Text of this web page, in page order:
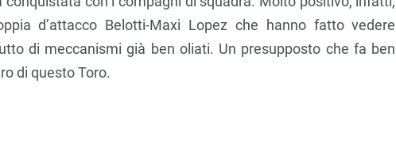
d’attacco Belotti-Maxi Lopez che hanno fatto vedere
di meccanismi già ben oliati. Un presupposto che fa ben
di questo Toro.